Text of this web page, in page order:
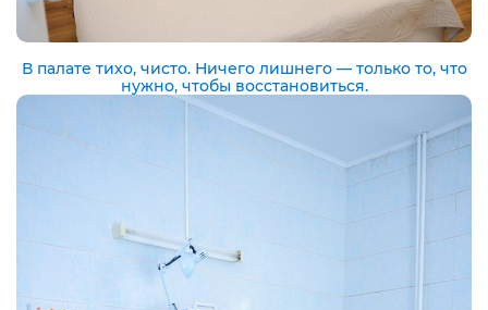
В палате тихо, чисто. Ничего лишнего — только то, что
нужно, чтобы восстановиться.